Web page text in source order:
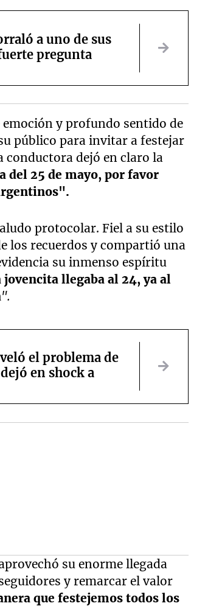
a uno de sus
pregunta
y profundo sentido de
público para invitar a festejar
conductora dejó en claro la
del 25 de mayo, por favor
protocolar. Fiel a su estilo
los recuerdos y compartió una
su inmenso espíritu
jovencita llegaba al 24, ya al
".
el problema de
en shock a
su enorme llegada
y remarcar el valor
que festejemos todos los